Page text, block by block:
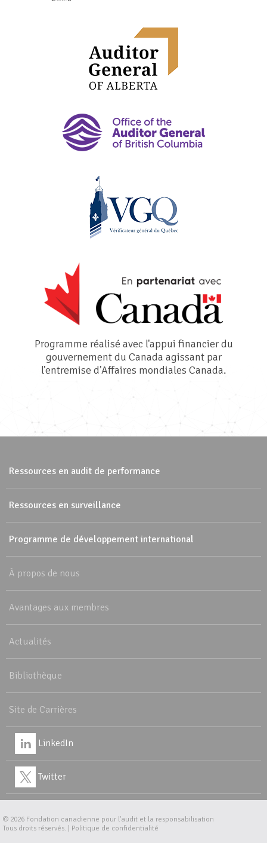
Programme réalisé avec l'appui financier du
gouvernement du Canada agissant par
l'entremise d'Affaires mondiales Canada.
Ressources en audit de performance
Ressources en surveillance
Programme de développement international
À propos de nous
Avantages aux membres
Actualités
Bibliothèque
Site de Carrières
LinkedIn
Twitter
© 2026 Fondation canadienne pour l'audit et la responsabilisation
Tous droits réservés. | Politique de confidentialité